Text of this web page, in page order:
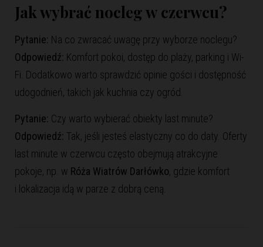
Jak wybrać nocleg w czerwcu?
Pytanie: Na co zwracać uwagę przy wyborze noclegu?
Odpowiedź: Komfort pokoi, dostęp do plaży, parking i Wi-
Fi. Dodatkowo warto sprawdzić opinie gości i dostępność
udogodnień, takich jak kuchnia czy ogród.
Pytanie: Czy warto wybierać obiekty last minute?
Odpowiedź: Tak, jeśli jesteś elastyczny co do daty. Oferty
last minute w czerwcu często obejmują atrakcyjne
pokoje, np. w Róża Wiatrów Darłówko, gdzie komfort
i lokalizacja idą w parze z dobrą ceną.